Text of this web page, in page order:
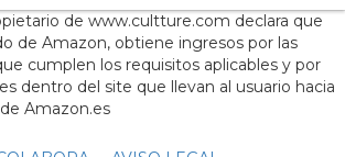
de www.cultture.com declara que
de Amazon, obtiene ingresos por las
cumplen los requisitos aplicables y por
dentro del site que llevan al usuario hacia
Amazon.es